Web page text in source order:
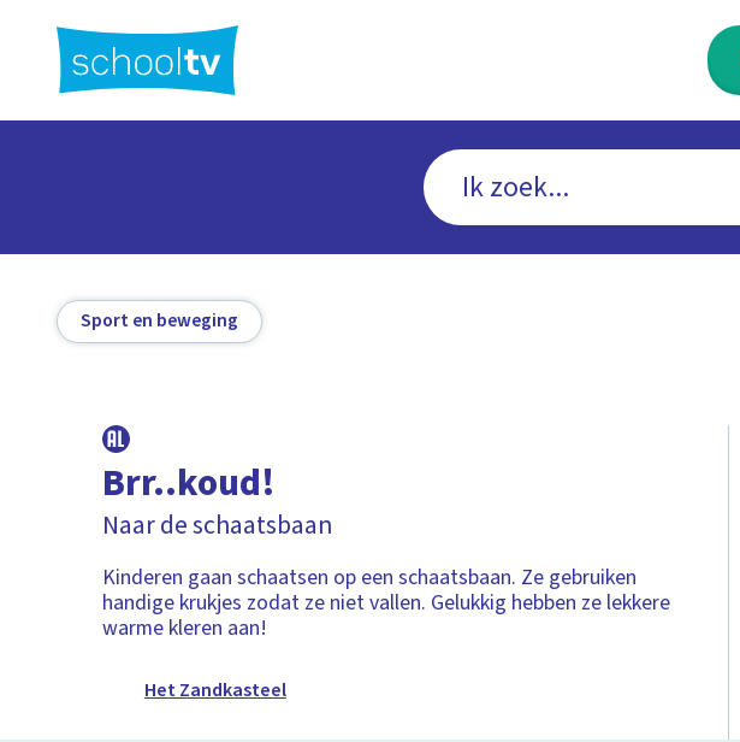
hoofdinhoud
Sport en beweging
Brr..koud!
Naar de schaatsbaan
Kinderen gaan schaatsen op een schaatsbaan. Ze gebruiken
handige krukjes zodat ze niet vallen. Gelukkig hebben ze lekkere
warme kleren aan!
Het Zandkasteel